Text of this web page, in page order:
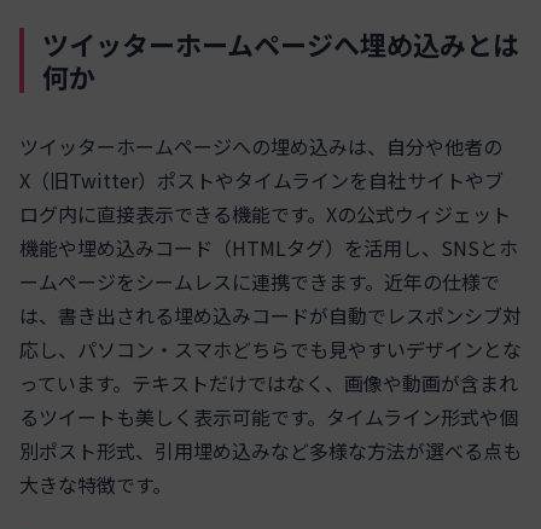
ツイッターホームページへ埋め込みとは
何か
ツイッターホームページへの埋め込みは、自分や他者の
X（旧Twitter）ポストやタイムラインを自社サイトやブ
ログ内に直接表示できる機能です。Xの公式ウィジェット
機能や埋め込みコード（HTMLタグ）を活用し、SNSとホ
ームページをシームレスに連携できます。近年の仕様で
は、書き出される埋め込みコードが自動でレスポンシブ対
応し、パソコン・スマホどちらでも見やすいデザインとな
っています。テキストだけではなく、画像や動画が含まれ
るツイートも美しく表示可能です。タイムライン形式や個
別ポスト形式、引用埋め込みなど多様な方法が選べる点も
大きな特徴です。